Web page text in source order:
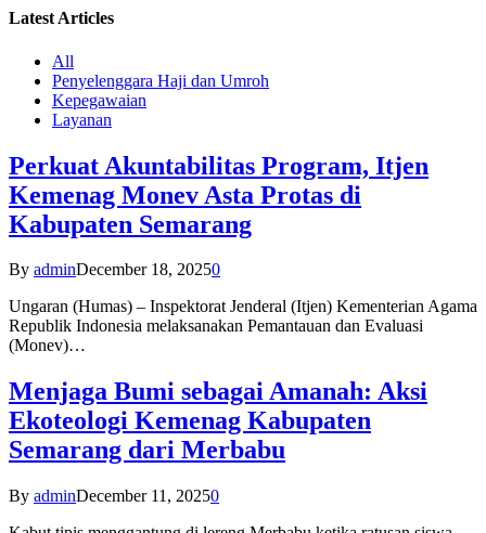
Latest Articles
All
Penyelenggara Haji dan Umroh
Kepegawaian
Layanan
Perkuat Akuntabilitas Program, Itjen
Kemenag Monev Asta Protas di
Kabupaten Semarang
By adminDecember 18, 20250
Ungaran (Humas) – Inspektorat Jenderal (Itjen) Kementerian Agama
Republik Indonesia melaksanakan Pemantauan dan Evaluasi
(Monev)…
Menjaga Bumi sebagai Amanah: Aksi
Ekoteologi Kemenag Kabupaten
Semarang dari Merbabu
By adminDecember 11, 20250